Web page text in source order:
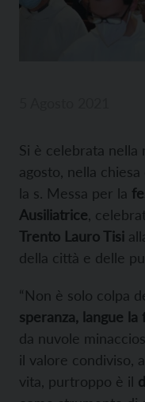
Si è celebrata nella
agosto, nella chiesa
la s. Messa per la
Ausiliatrice ,
Trento Lauro Tisi
della città e delle
“Non è solo colpa
speranza, langue la
da nuvole
il valore condiviso,
vita, purtroppo è il